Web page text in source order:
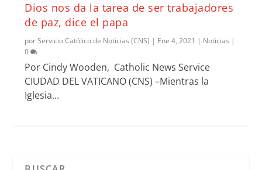
Dios nos da la tarea de ser trabajadores
de paz, dice el papa
porServicio Católico de Noticias (CNS) | Ene 4, 2021 | Noticias |
0
Por Cindy Wooden, Catholic News Service
CIUDAD DEL VATICANO (CNS) –Mientras la
Iglesia...